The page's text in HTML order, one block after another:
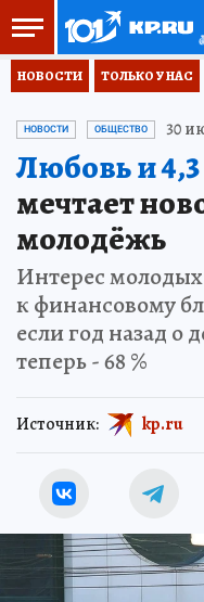
НОВОСТИ ТОЛЬКО У НАС
НОВОСТИ ОБЩЕСТВО 30
Любовь и
мечтает
молодёжь
Интерес
к финансовому
если год назад о
теперь - 68 %
Источник: kp.ru